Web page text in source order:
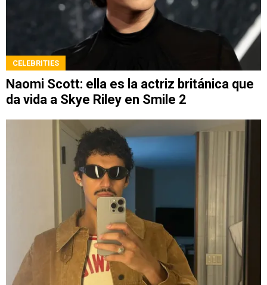
CELEBRITIES
Naomi Scott: ella es la actriz británica que
da vida a Skye Riley en Smile 2